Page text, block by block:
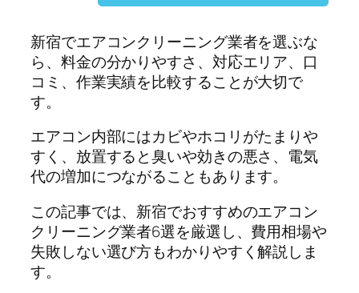
新宿でエアコンクリーニング業者を選ぶな
ら、料金の分かりやすさ、対応エリア、口
コミ、作業実績を比較することが大切で
す。
エアコン内部にはカビやホコリがたまりや
すく、放置すると臭いや効きの悪さ、電気
代の増加につながることもあります。
この記事では、新宿でおすすめのエアコン
クリーニング業者6選を厳選し、費用相場や
失敗しない選び方もわかりやすく解説しま
す。